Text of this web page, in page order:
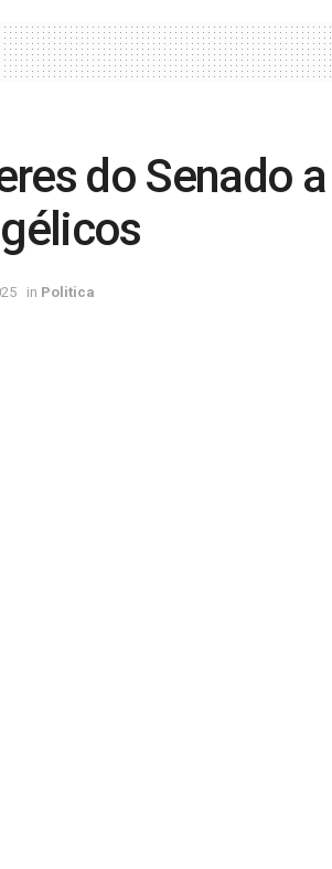
do Senado
in Politica